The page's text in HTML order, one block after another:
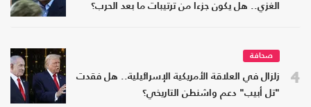
الغزي.. هل يكون جزءا من ترتيبات ما بعد الحرب؟
4
صحافة
زلزال في العلاقة الأمريكية الإسرائيلية.. هل فقدت
"تل أبيب" دعم واشنطن التاريخي؟